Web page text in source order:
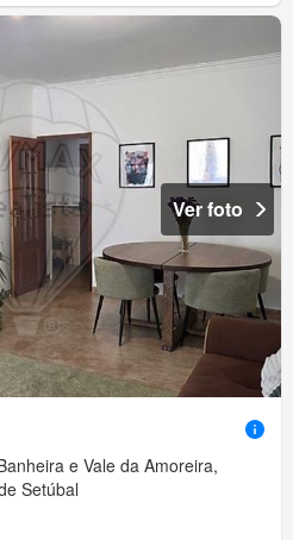
Ver foto
e Vale da Amoreira,
Setúbal